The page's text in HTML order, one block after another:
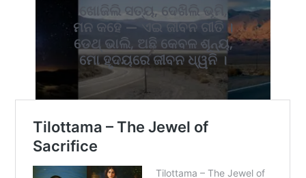
ଖୋଜିଲି ସତ୍ୟ, ଦେଖିଲି ଭୂମି,
ମନ କହେ — ଏଇ ଜୀବନ ଗୀତି ।
ଡେଥ୍ ଭାଲି, ଅଛି କେବଳ ଶୂନ୍ୟ,
ମୋ ହୃଦୟରେ ଜୀବନ ଧ୍ୱନି ।